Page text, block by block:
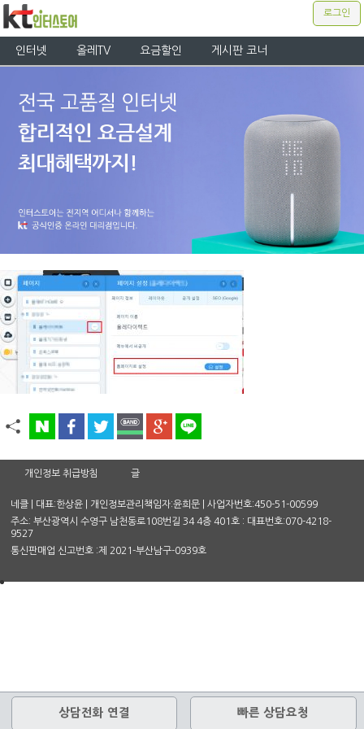
로그인
인터넷 올레TV 요금할인 게시판 코너
개인정보 취급방침 글
네클 | 대표:한상윤 | 개인정보관리책임자:윤희문 | 사업자번호:450-51-00599
주소: 부산광역시 수영구 남천동로108번길 34 4층 401호 : 대표번호:070-4218-
9527
통신판매업 신고번호 :제 2021-부산남구-0939호
상담전화 연결 빠른 상담요청